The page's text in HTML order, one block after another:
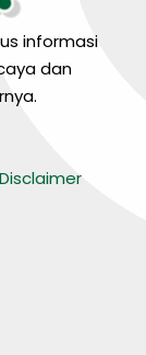
informasi
dan
Disclaimer